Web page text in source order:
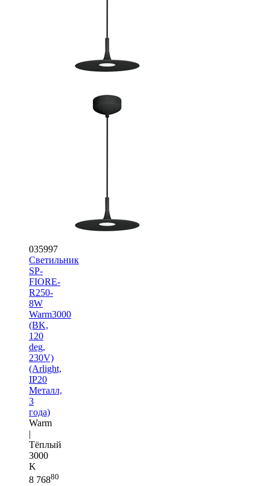
035997
Светильник
SP-
FIORE-
R250-
8W
Warm3000
(BK,
120
deg,
230V)
(Arlight,
IP20
Металл,
3
года)
Warm
|
Тёплый
3000
K
8 76880